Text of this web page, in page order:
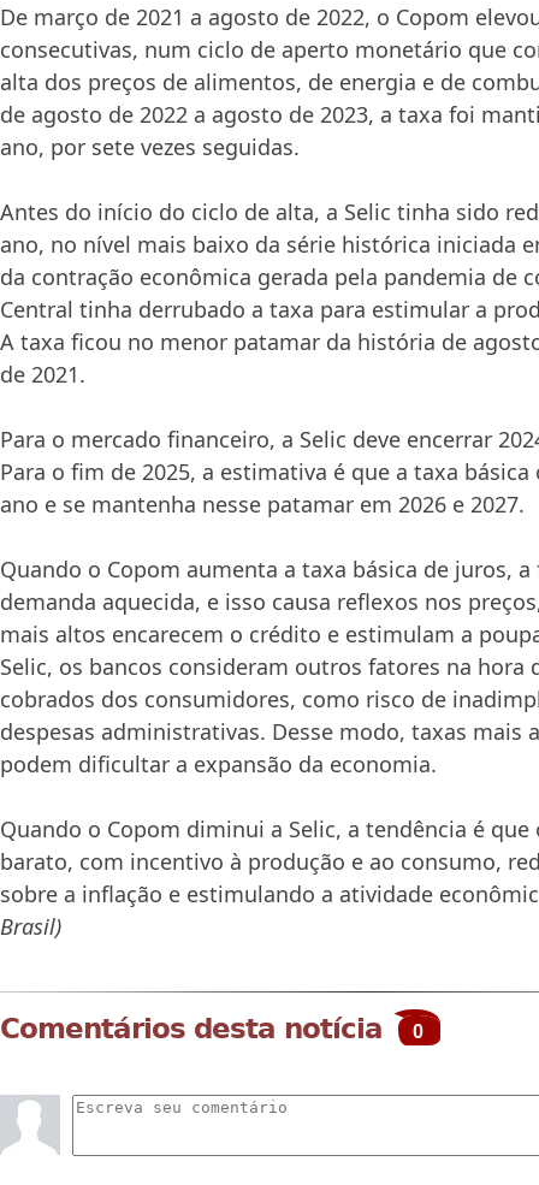
De março de 2021 a agosto de 2022, o Copom
consecutivas, num ciclo de aperto monetário que
alta dos preços de alimentos, de energia e de
de agosto de 2022 a agosto de 2023, a taxa foi
ano, por sete vezes seguidas.
Antes do início do ciclo de alta, a Selic tinha sido
ano, no nível mais baixo da série histórica iniciada
da contração econômica gerada pela pandemia de
Central tinha derrubado a taxa para estimular a
A taxa ficou no menor patamar da história de
de 2021.
Para o mercado financeiro, a Selic deve encerrar
Para o fim de 2025, a estimativa é que a taxa básica
ano e se mantenha nesse patamar em 2026 e 2027.
Quando o Copom aumenta a taxa básica de juros,
demanda aquecida, e isso causa reflexos nos
mais altos encarecem o crédito e estimulam a
Selic, os bancos consideram outros fatores na hora
cobrados dos consumidores, como risco de
despesas administrativas. Desse modo, taxas mais
podem dificultar a expansão da economia.
Quando o Copom diminui a Selic, a tendência é
barato, com incentivo à produção e ao consumo,
sobre a inflação e estimulando a atividade
Brasil)
Comentários desta notícia 0